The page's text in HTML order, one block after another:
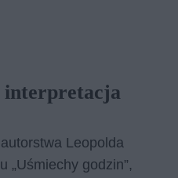
interpretacja
Leopolda
„Uśmiechy godzin”,